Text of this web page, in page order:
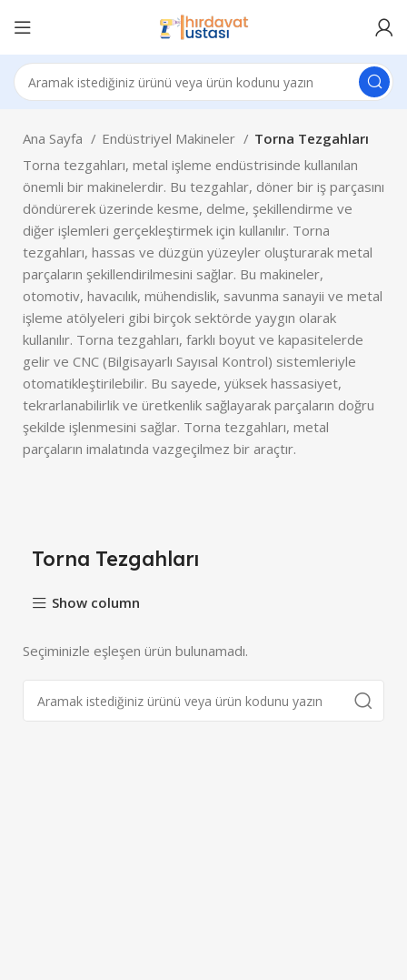
Ana Sayfa Endüstriyel Makineler
Torna Tezgahları
Torna tezgahları, metal işleme endüstrisinde kullanılan
önemli bir makinelerdir. Bu tezgahlar, döner bir iş parçasını
döndürerek üzerinde kesme, delme, şekillendirme ve
diğer işlemleri gerçekleştirmek için kullanılır. Torna
tezgahları, hassas ve düzgün yüzeyler oluşturarak metal
parçaların şekillendirilmesini sağlar. Bu makineler,
otomotiv, havacılık, mühendislik, savunma sanayii ve metal
işleme atölyeleri gibi birçok sektörde yaygın olarak
kullanılır. Torna tezgahları, farklı boyut ve kapasitelerde
gelir ve CNC (Bilgisayarlı Sayısal Kontrol) sistemleriyle
otomatikleştirilebilir. Bu sayede, yüksek hassasiyet,
tekrarlanabilirlik ve üretkenlik sağlayarak parçaların doğru
şekilde işlenmesini sağlar. Torna tezgahları, metal
parçaların imalatında vazgeçilmez bir araçtır.
Torna Tezgahları
Show column
Seçiminizle eşleşen ürün bulunamadı.